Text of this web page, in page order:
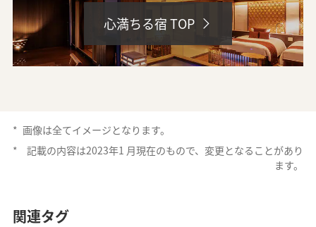
ANAトラベラーズ厳選 熱海 ANAトラベラーズ厳選 伊豆
心満ちる宿 TOP
* 画像は全てイメージとなります。
*
記載の内容は2023年1 月現在のもので、変更となることがあり
ます。
関連タグ